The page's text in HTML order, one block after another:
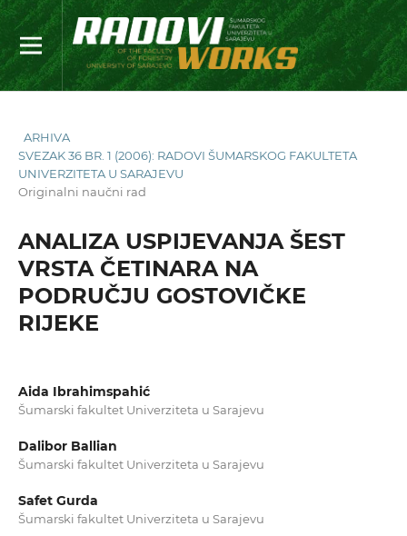
ARHIVA
SVEZAK 36 BR. 1 (2006): RADOVI ŠUMARSKOG FAKULTETA
UNIVERZITETA U SARAJEVU
Originalni naučni rad
ANALIZA USPIJEVANJA ŠEST
VRSTA ČETINARA NA
PODRUČJU GOSTOVIČKE
RIJEKE
Aida Ibrahimspahić
Šumarski fakultet Univerziteta u Sarajevu
Dalibor Ballian
Šumarski fakultet Univerziteta u Sarajevu
Safet Gurda
Šumarski fakultet Univerziteta u Sarajevu